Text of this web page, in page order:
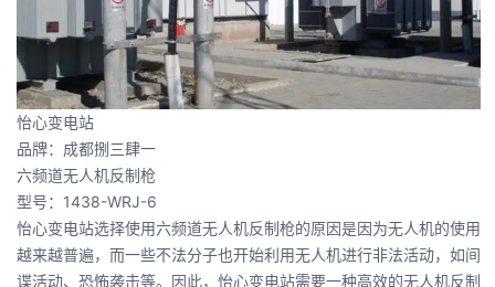
怡心变电站
品牌：成都捌三肆一
六频道无人机反制枪
型号：1438-WRJ-6
怡心变电站选择使用六频道无人机反制枪的原因是因为无人机的使用
越来越普遍，而一些不法分子也开始利用无人机进行非法活动，如间
谍活动、恐怖袭击等。因此，怡心变电站需要一种高效的无人机反制